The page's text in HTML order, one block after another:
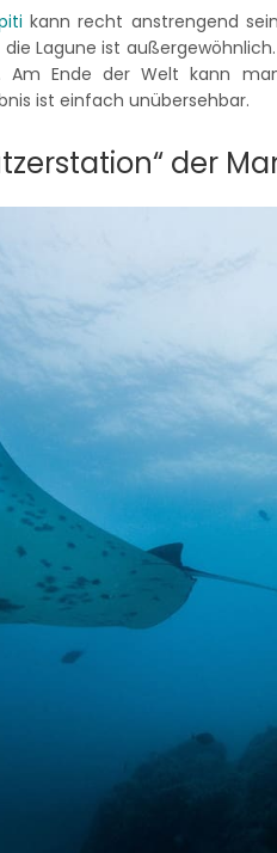
kann recht anstrengend
Lagune ist
Am Ende der Welt kann
ist einfach unübersehbar.
der